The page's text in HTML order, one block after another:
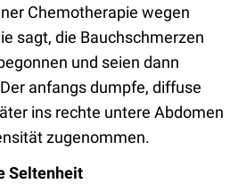
Chemotherapie wegen
sagt, die Bauchschmerzen
und seien dann
anfangs dumpfe, diffuse
ins rechte untere Abdomen
zugenommen.
Seltenheit